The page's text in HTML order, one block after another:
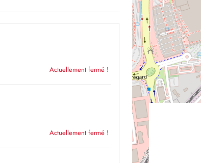
Actuellement fermé !
Actuellement fermé !